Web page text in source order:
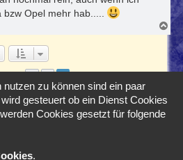
bzw Opel mehr hab.....
N
a
c
h
o
b
Gehe zu
zu können sind ein paar
gesteuert ob ein Dienst Cookies
Cookies gesetzt für folgende
.